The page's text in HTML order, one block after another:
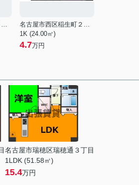
名古屋市西区稲生町１丁目
名古屋市西区稲生町２丁目
1K (24.00㎡)
4.7万円
名古屋市瑞穂区瑞穂通３丁目
1LDK (51.58㎡)
15.4万円